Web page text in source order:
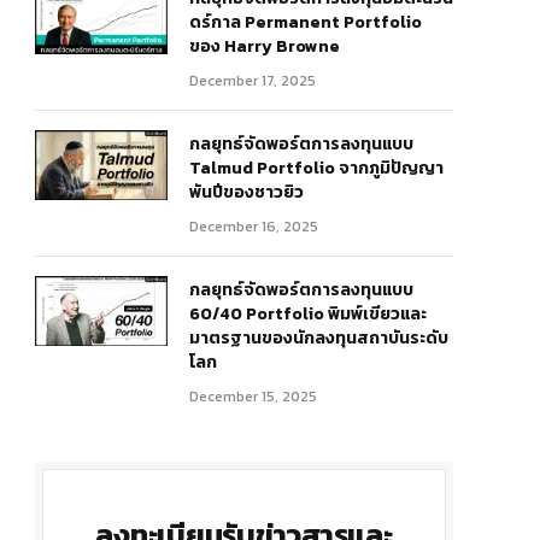
ดร์กาล Permanent Portfolio
ของ Harry Browne
December 17, 2025
กลยุทธ์จัดพอร์ตการลงทุนแบบ
Talmud Portfolio จากภูมิปัญญา
พันปีของชาวยิว
December 16, 2025
กลยุทธ์จัดพอร์ตการลงทุนแบบ
60/40 Portfolio พิมพ์เขียวและ
มาตรฐานของนักลงทุนสถาบันระดับ
โลก
December 15, 2025